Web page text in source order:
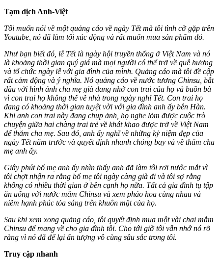
Tạm dịch Anh-Việt
Tôi muốn nói về một quảng cáo về ngày Tết mà tôi tình cờ gặp trên
Youtube, nó đã làm tôi xúc động và rất muốn mua sản phẩm đó.
Như bạn biết đó, lễ Tết là ngày hội truyền thống ở Việt Nam và nó
là khoảng thời gian quý giá mà mọi người có thể trở về quê hương
và tổ chức ngày lễ với gia đình của mình. Quảng cáo mà tôi đề cập
rất cảm động và ý nghĩa. Nó quảng cáo về nước tương Chinsu, bắt
đầu với hình ảnh cha mẹ già đang nhớ con trai của họ và buồn bã
vì con trai họ không thể về nhà trong ngày nghỉ Tết. Con trai họ
đang có khoảng thời gian tuyệt vời với gia đình anh ấy bên Hàn.
Khi anh con trai này đang chụp ảnh, họ nghe lỏm được cuộc trò
chuyện giữa hai chàng trai trẻ về khát khao được trở về Việt Nam
để thăm cha mẹ. Sau đó, anh ấy nghĩ về những kỷ niệm đẹp của
ngày Tết năm trước và quyết định nhanh chóng bay và về thăm cha
mẹ anh ấy.
Giây phút bố mẹ anh ấy nhìn thấy anh đã làm tôi rơi nước mắt vì
tôi chợt nhận ra rằng bố mẹ tôi ngày càng già đi và tôi sợ rằng
không có nhiều thời gian ở bên cạnh họ nữa. Tất cả gia đình tụ tập
ăn uống với nước mắm Chinsu và xem pháo hoa cùng nhau và
niềm hạnh phúc tỏa sáng trên khuôn mặt của họ.
Sau khi xem xong quảng cáo, tôi quyết định mua một vài chai mắm
Chinsu để mang về cho gia đình tôi. Cho tới giờ tôi vẫn nhớ nó rõ
ràng vì nó đã để lại ấn tượng vô cùng sâu sắc trong tôi.
Truy cập nhanh